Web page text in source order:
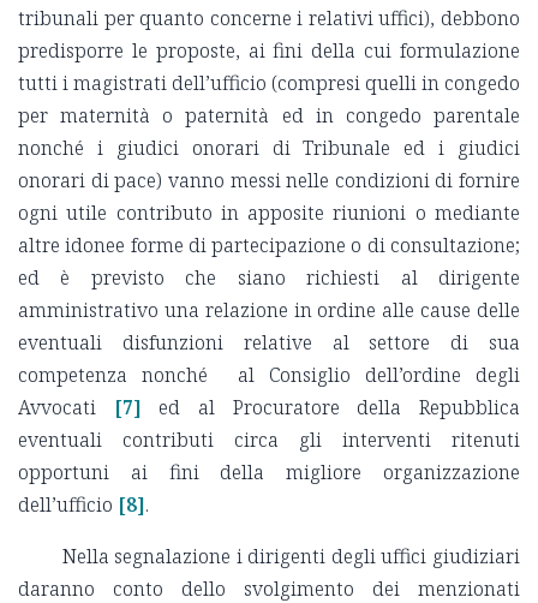
tribunali per quanto concerne i relativi uffici), debbono
predisporre le proposte, ai fini della cui formulazione
tutti i magistrati dell’ufficio (compresi quelli in congedo
per maternità o paternità ed in congedo parentale
nonché i giudici onorari di Tribunale ed i giudici
onorari di pace) vanno messi nelle condizioni di fornire
ogni utile contributo in apposite riunioni o mediante
altre idonee forme di partecipazione o di consultazione;
ed è previsto che siano richiesti al dirigente
amministrativo una relazione in ordine alle cause delle
eventuali disfunzioni relative al settore di sua
competenza nonché al Consiglio dell’ordine degli
Avvocati
[7] ed al Procuratore della Repubblica
eventuali contributi circa gli interventi ritenuti
opportuni ai fini della migliore organizzazione
dell’ufficio [8].
Nella segnalazione i dirigenti degli uffici giudiziari
daranno conto dello svolgimento dei menzionati